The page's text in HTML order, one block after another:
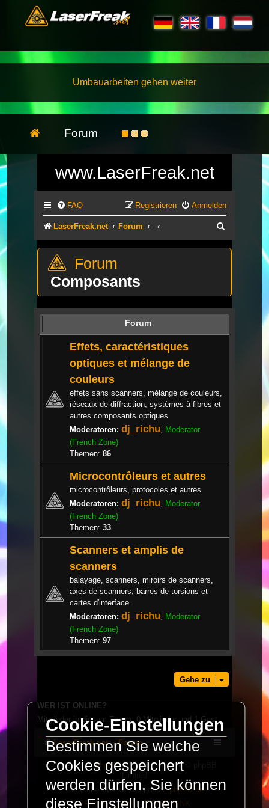
Umbauarbeiten gehen weiter
Forum
www.LaserFreak.net
FAQ Anmelden
Registrieren
LaserFreak.net Forum
Composants
Forum
Effets, caractéristiques
optiques et mélange de
couleurs
effets sans scanners, mélange de couleurs,
réseaux de diffraction, systèmes à fibres et
autres composants optiques
Moderatoren: dj_richu Moderator
(French Zone)
Themen: 86
Microcontrôleurs et autres
microcontrôleurs, protocoles et autres
Moderatoren: dj_richu Moderator
(French Zone)
Themen: 33
Scanners et amplis de
scanners
balayage, scanners, miroirs de scanners,
axes de scanners, barres de torsions et
cartes d'interface.
Moderatoren: dj_richu Moderator
(French Zone)
Themen: 97
Gehe zu
WER IST ONLINE?
Mitglieder in diesem Forum: 0 Mitglieder und 1 Gast
LaserFreak.net Forum
Powered byphpBB® Forum Software © phpBB
Limited
Deutsche Übersetzung durchphpBB.de
PRIVACY_LINK | TERMS_LINK
Cookie-Einstellungen
Bestimmen Sie welche
Cookies gespeichert
werden dürfen. Sie können
diese Einstellungen